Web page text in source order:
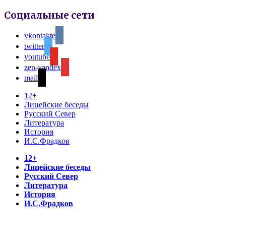
Социальные сети
vkontakte
twitter
youtube
zen-yandex
mail
12+
Лицейские беседы
Русский Север
Литература
История
И.С.Фрадков
12+
Лицейские беседы
Русский Север
Литература
История
И.С.Фрадков